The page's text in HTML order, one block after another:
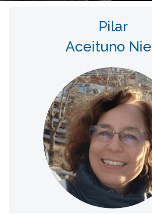
Pilar
Aceituno